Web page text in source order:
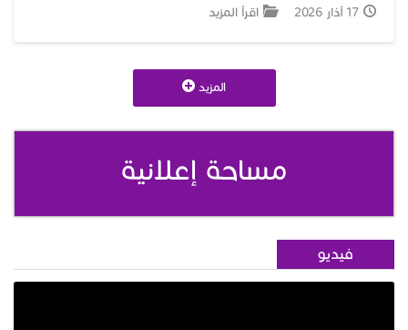
17 آذار 2026 اقرأ المزيد
المزيد
مساحة إعلانية
فيديو